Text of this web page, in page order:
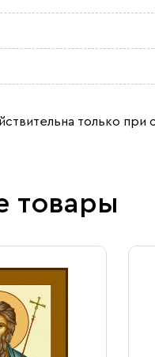
только при
товары